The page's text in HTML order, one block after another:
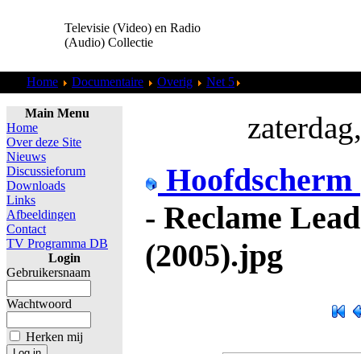
Televisie (Video) en Radio
(Audio) Collectie
Home Documentaire Overig Net 5
Main Menu
Home
Over deze Site
Nieuws
Discussieforum
Downloads
Links
Afbeeldingen
Contact
TV Programma DB
Login
Gebruikersnaam
Wachtwoord
Herken mij
Hoofdscherm
- Reclame
(2005).jpg